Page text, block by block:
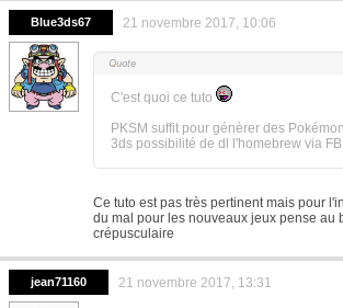
Blue3ds67 21 novembre 2017, 10:06
C'est quoi ce tuto
PKSM suffit pour génèrer des
3ds possibilité de dl l'homebrew via
Ce tuto est pas très pertinent mais pour
du mal pour les nouveaux jeux pense au
crépusculaire
jean71160 21 novembre 2017, 13:31